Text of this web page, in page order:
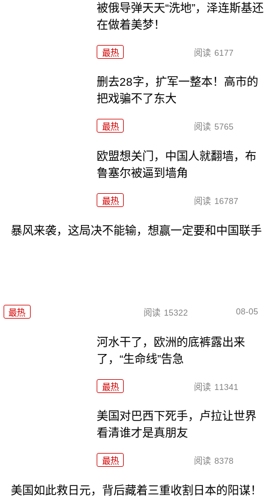
被俄导弹天天“洗地”，泽连斯基还
在做着美梦！
最热 阅读 6177
删去28字，扩军一整本！高市的
把戏骗不了东大
最热 阅读 5765
欧盟想关门，中国人就翻墙，布
鲁塞尔被逼到墙角
最热 阅读 16787
暴风来袭，这局决不能输，想赢一定要和中国联手
最热 阅读 15322 08-05
河水干了，欧洲的底裤露出来
了，“生命线”告急
最热 阅读 11341
美国对巴西下死手，卢拉让世界
看清谁才是真朋友
最热 阅读 8378
美国如此救日元，背后藏着三重收割日本的阳谋！